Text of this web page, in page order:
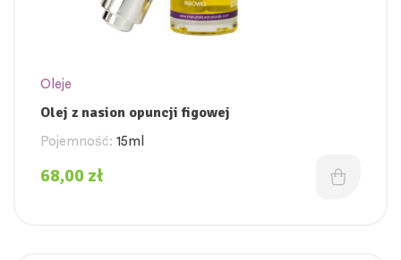
Oleje
Olej z nasion opuncji figowej
Pojemność: 15ml
68,00 zł